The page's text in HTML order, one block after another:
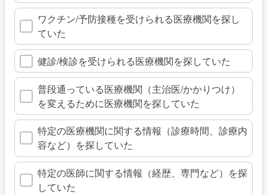
ワクチン/予防接種を受けられる医療機関を探し
ていた
健診/検診を受けられる医療機関を探していた
普段通っている医療機関（主治医/かかりつけ）
を変えるために医療機関を探していた
特定の医療機関に関する情報（診療時間、診療内
容など）を探していた
特定の医師に関する情報（経歴、専門など）を探
していた